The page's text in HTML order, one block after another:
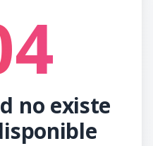
no existe